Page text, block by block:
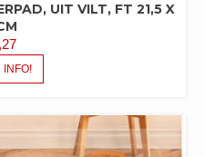
UIT VILT, FT 21,5 X
INFO!